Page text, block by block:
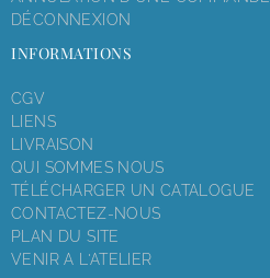
DÉCONNEXION
INFORMATIONS
CGV
LIENS
LIVRAISON
QUI SOMMES NOUS
TÉLÉCHARGER UN CATALOGUE
CONTACTEZ-NOUS
PLAN DU SITE
VENIR A L'ATELIER